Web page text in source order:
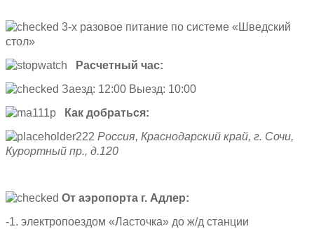
3-х разовое питание по системе «Шведский
стол»
Расчетный час:
Заезд: 12:00 Выезд: 10:00
Как добраться:
Россия, Краснодарский край, г. Сочи,
Курортный пр., д.120
От аэропорта г. Адлер:
-1. электропоездом «Ласточка» до ж/д станции